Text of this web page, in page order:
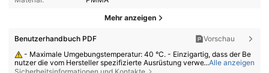
Mehr anzeigen
Benutzerhandbuch PDF
Vorschau
- Maximale Umgebungstemperatur: 40 °C. - Einzigartig, dass der Be
nutzer die vom Hersteller spezifizierte Ausrüstung verwendet. - Nutzen
Sie das Produkt innerhalb der Grenzen seiner Eigenschaften. - Demonti
...Alle anzeigen